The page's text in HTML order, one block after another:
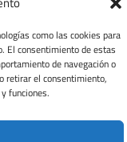
como las cookies para
El consentimiento de estas
de navegación o
retirar el consentimiento,
funciones.